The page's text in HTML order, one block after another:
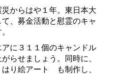
からはや１年。東日本大
、募金活動と慰霊のキャ
に３１１個のキャンドル
らせましょう。同時に、
り絵アート も制作し、